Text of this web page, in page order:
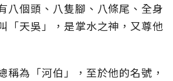
八個頭、八隻腳、八條尾、全身
「天吳」，是掌水之神，又尊他
稱為「河伯」，至於他的名號，